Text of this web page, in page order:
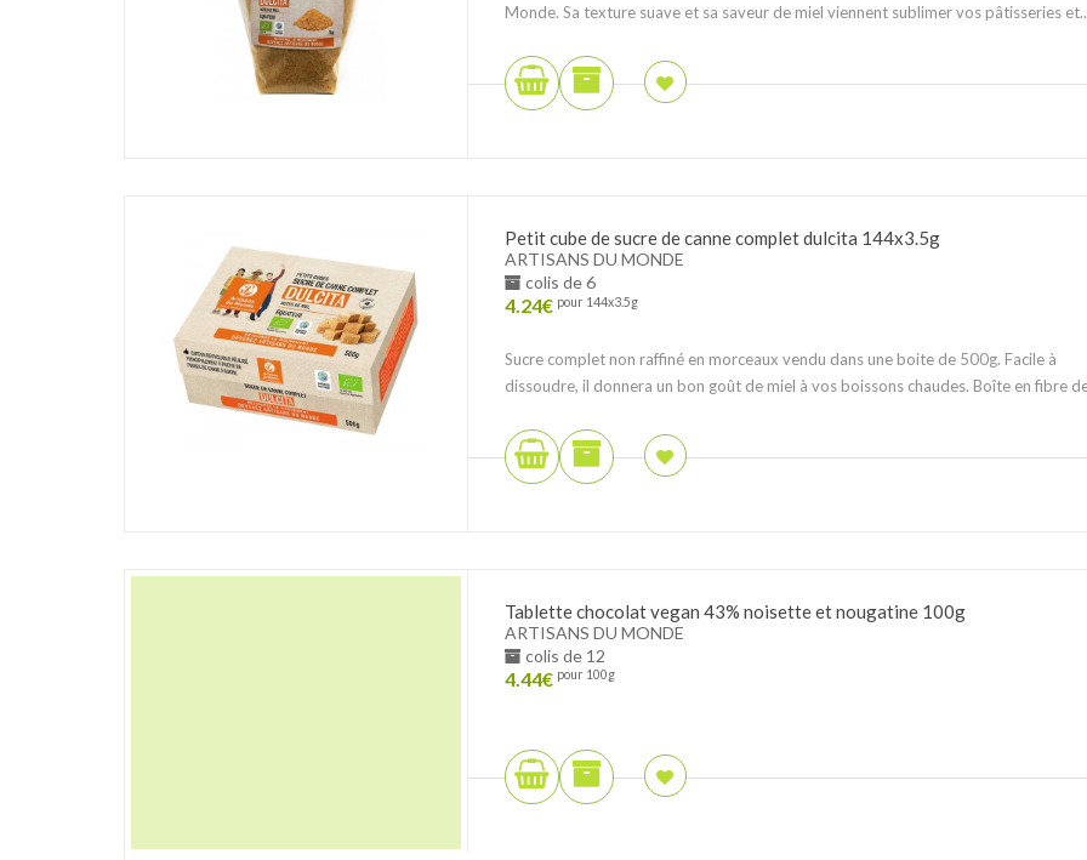
Monde. Sa texture suave et sa saveur de miel viennent sublimer vos pâtisseries
Petit cube de sucre de canne complet dulcita 144x3.5g
ARTISANS DU MONDE
colis de 6
4.24€ pour 144x3.5g
Sucre complet non raffiné en morceaux vendu dans une boite de 500g. Facile à
dissoudre, il donnera un bon goût de miel à vos boissons chaudes. Boîte en fibre
Tablette chocolat vegan 43% noisette et nougatine 100g
ARTISANS DU MONDE
colis de 12
4.44€ pour 100g